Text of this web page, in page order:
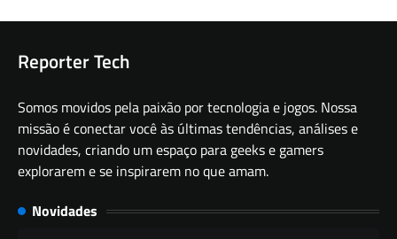
Reporter Tech
Somos movidos pela paixão por tecnologia e jogos. Nossa
missão é conectar você às últimas tendências, análises e
novidades, criando um espaço para geeks e gamers
explorarem e se inspirarem no que amam.
Novidades